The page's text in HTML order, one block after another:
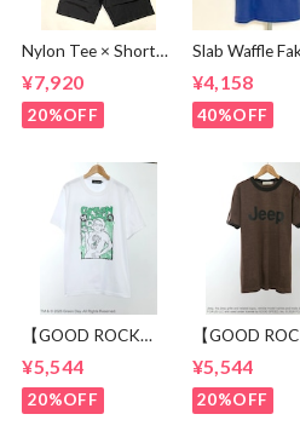
Nylon Tee × Shorts
¥7,920
20%OFF
Slab Waffle
Cut & Sewn
¥4,158
40%OFF
【GOOD ROCK
SPEED】 GREEN
DAY “Kerplunk!”
Front & Back
Graphic T-Shirt
¥5,544
20%OFF
【GOOD
SPEED】 Jeep®
Classic Logo
Ringer T-
Brown
¥5,544
20%OFF